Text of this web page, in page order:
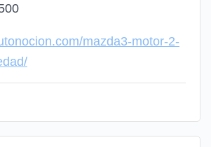
mazda3-motor-2-